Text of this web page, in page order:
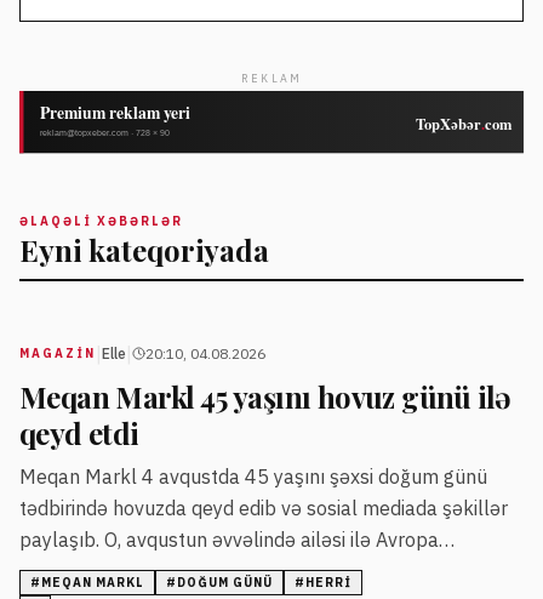
REKLAM
ƏLAQƏLI XƏBƏRLƏR
Eyni kateqoriyada
MAGAZİN Elle 20:10, 04.08.2026
Meqan Markl 45 yaşını hovuz günü ilə
qeyd etdi
Meqan Markl 4 avqustda 45 yaşını şəxsi doğum günü
tədbirində hovuzda qeyd edib və sosial mediada şəkillər
paylaşıb. O, avqustun əvvəlində ailəsi ilə Avropa
tətilindən qayıdıb.
# MEQAN MARKL # DOĞUM GÜNÜ # HERRI